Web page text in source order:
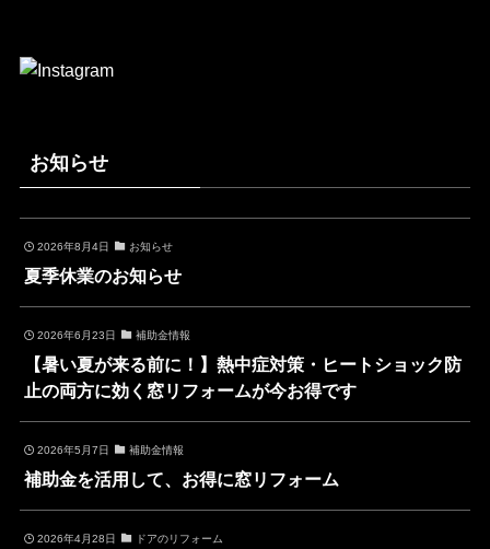
お知らせ
2026年8月4日 お知らせ
夏季休業のお知らせ
2026年6月23日 補助金情報
【暑い夏が来る前に！】熱中症対策・ヒートショック防
止の両方に効く窓リフォームが今お得です
2026年5月7日 補助金情報
補助金を活用して、お得に窓リフォーム
2026年4月28日 ドアのリフォーム